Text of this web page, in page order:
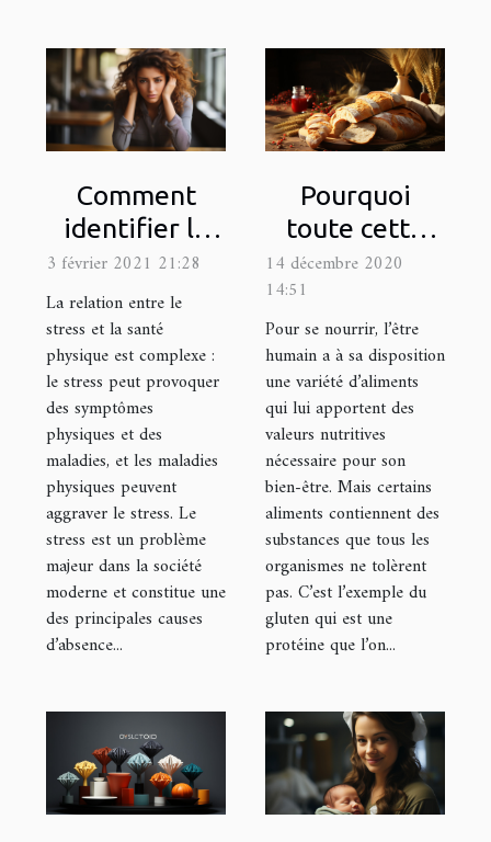
Comment
identifier le
stress et le
combattre ?
3 février 2021 21:28
La relation entre le
stress et la santé
physique est complexe :
le stress peut provoquer
des symptômes
physiques et des
maladies, et les maladies
physiques peuvent
aggraver le stress. Le
stress est un problème
majeur dans la société
moderne et constitue une
des principales causes
d’absence...
Pourquoi
toute cette
polémique
autour du
gluten ?
14 décembre 2020
14:51
Pour se nourrir, l’être
humain a à sa disposition
une variété d’aliments
qui lui apportent des
valeurs nutritives
nécessaire pour son
bien-être. Mais certains
aliments contiennent des
substances que tous les
organismes ne tolèrent
pas. C’est l’exemple du
gluten qui est une
protéine que l’on...